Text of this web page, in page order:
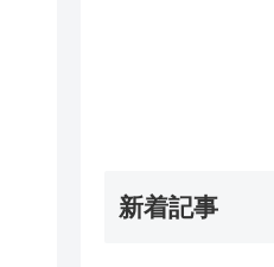
新着記事